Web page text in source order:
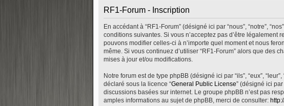
RF1-Forum - Inscription
En accédant à “RF1-Forum” (désigné ici par “nous”, “notre”,
conditions suivantes. Si vous n’acceptez pas d’être légalement
pouvons modifier celles-ci à n’importe quel moment et nous
même. Si vous continuez d’utiliser “RF1-Forum” alors que des
mises à jour et/ou modifications.
Notre forum est de type phpBB (désigné ici par “ils”, “eux”,
déclaré sous la licence “General Public License” (désigné ici
discussions basées sur internet. Le groupe phpBB n’est pas
amples informations au sujet de phpBB, merci de consulter: